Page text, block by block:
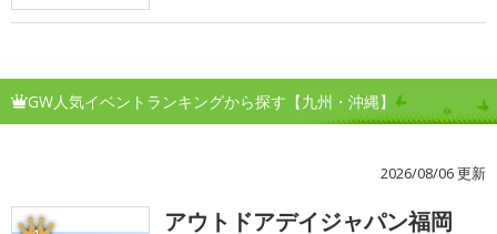
GW人気イベントランキングから探す【九州・沖縄】
2026/08/06 更新
アウトドアデイジャパン福岡